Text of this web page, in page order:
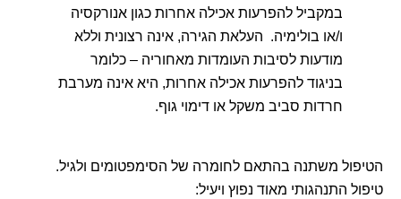
במקביל להפרעות אכילה אחרות כגון אנורקסיה
ו/או בולימיה. העלאת הגירה, אינה רצונית וללא
מודעות לסיבות העומדות מאחוריה – כלומר
בניגוד להפרעות אכילה אחרות, היא אינה מערבת
חרדות סביב משקל או דימוי גוף.
הטיפול משתנה בהתאם לחומרה של הסימפטומים ולגיל.
טיפול התנהגותי מאוד נפוץ ויעיל: